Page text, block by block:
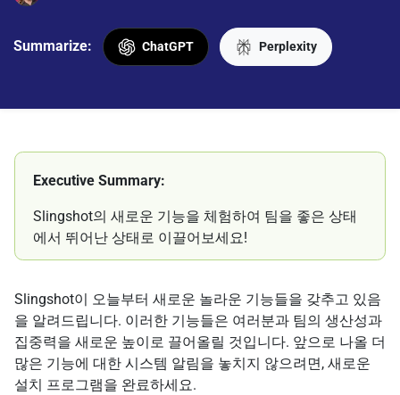
Summarize: ChatGPT Perplexity
Executive Summary:
Slingshot의 새로운 기능을 체험하여 팀을 좋은 상태
에서 뛰어난 상태로 이끌어보세요!
Slingshot이 오늘부터 새로운 놀라운 기능들을 갖추고 있음
을 알려드립니다. 이러한 기능들은 여러분과 팀의 생산성과
집중력을 새로운 높이로 끌어올릴 것입니다. 앞으로 나올 더
많은 기능에 대한 시스템 알림을 놓치지 않으려면, 새로운
설치 프로그램을 완료하세요.